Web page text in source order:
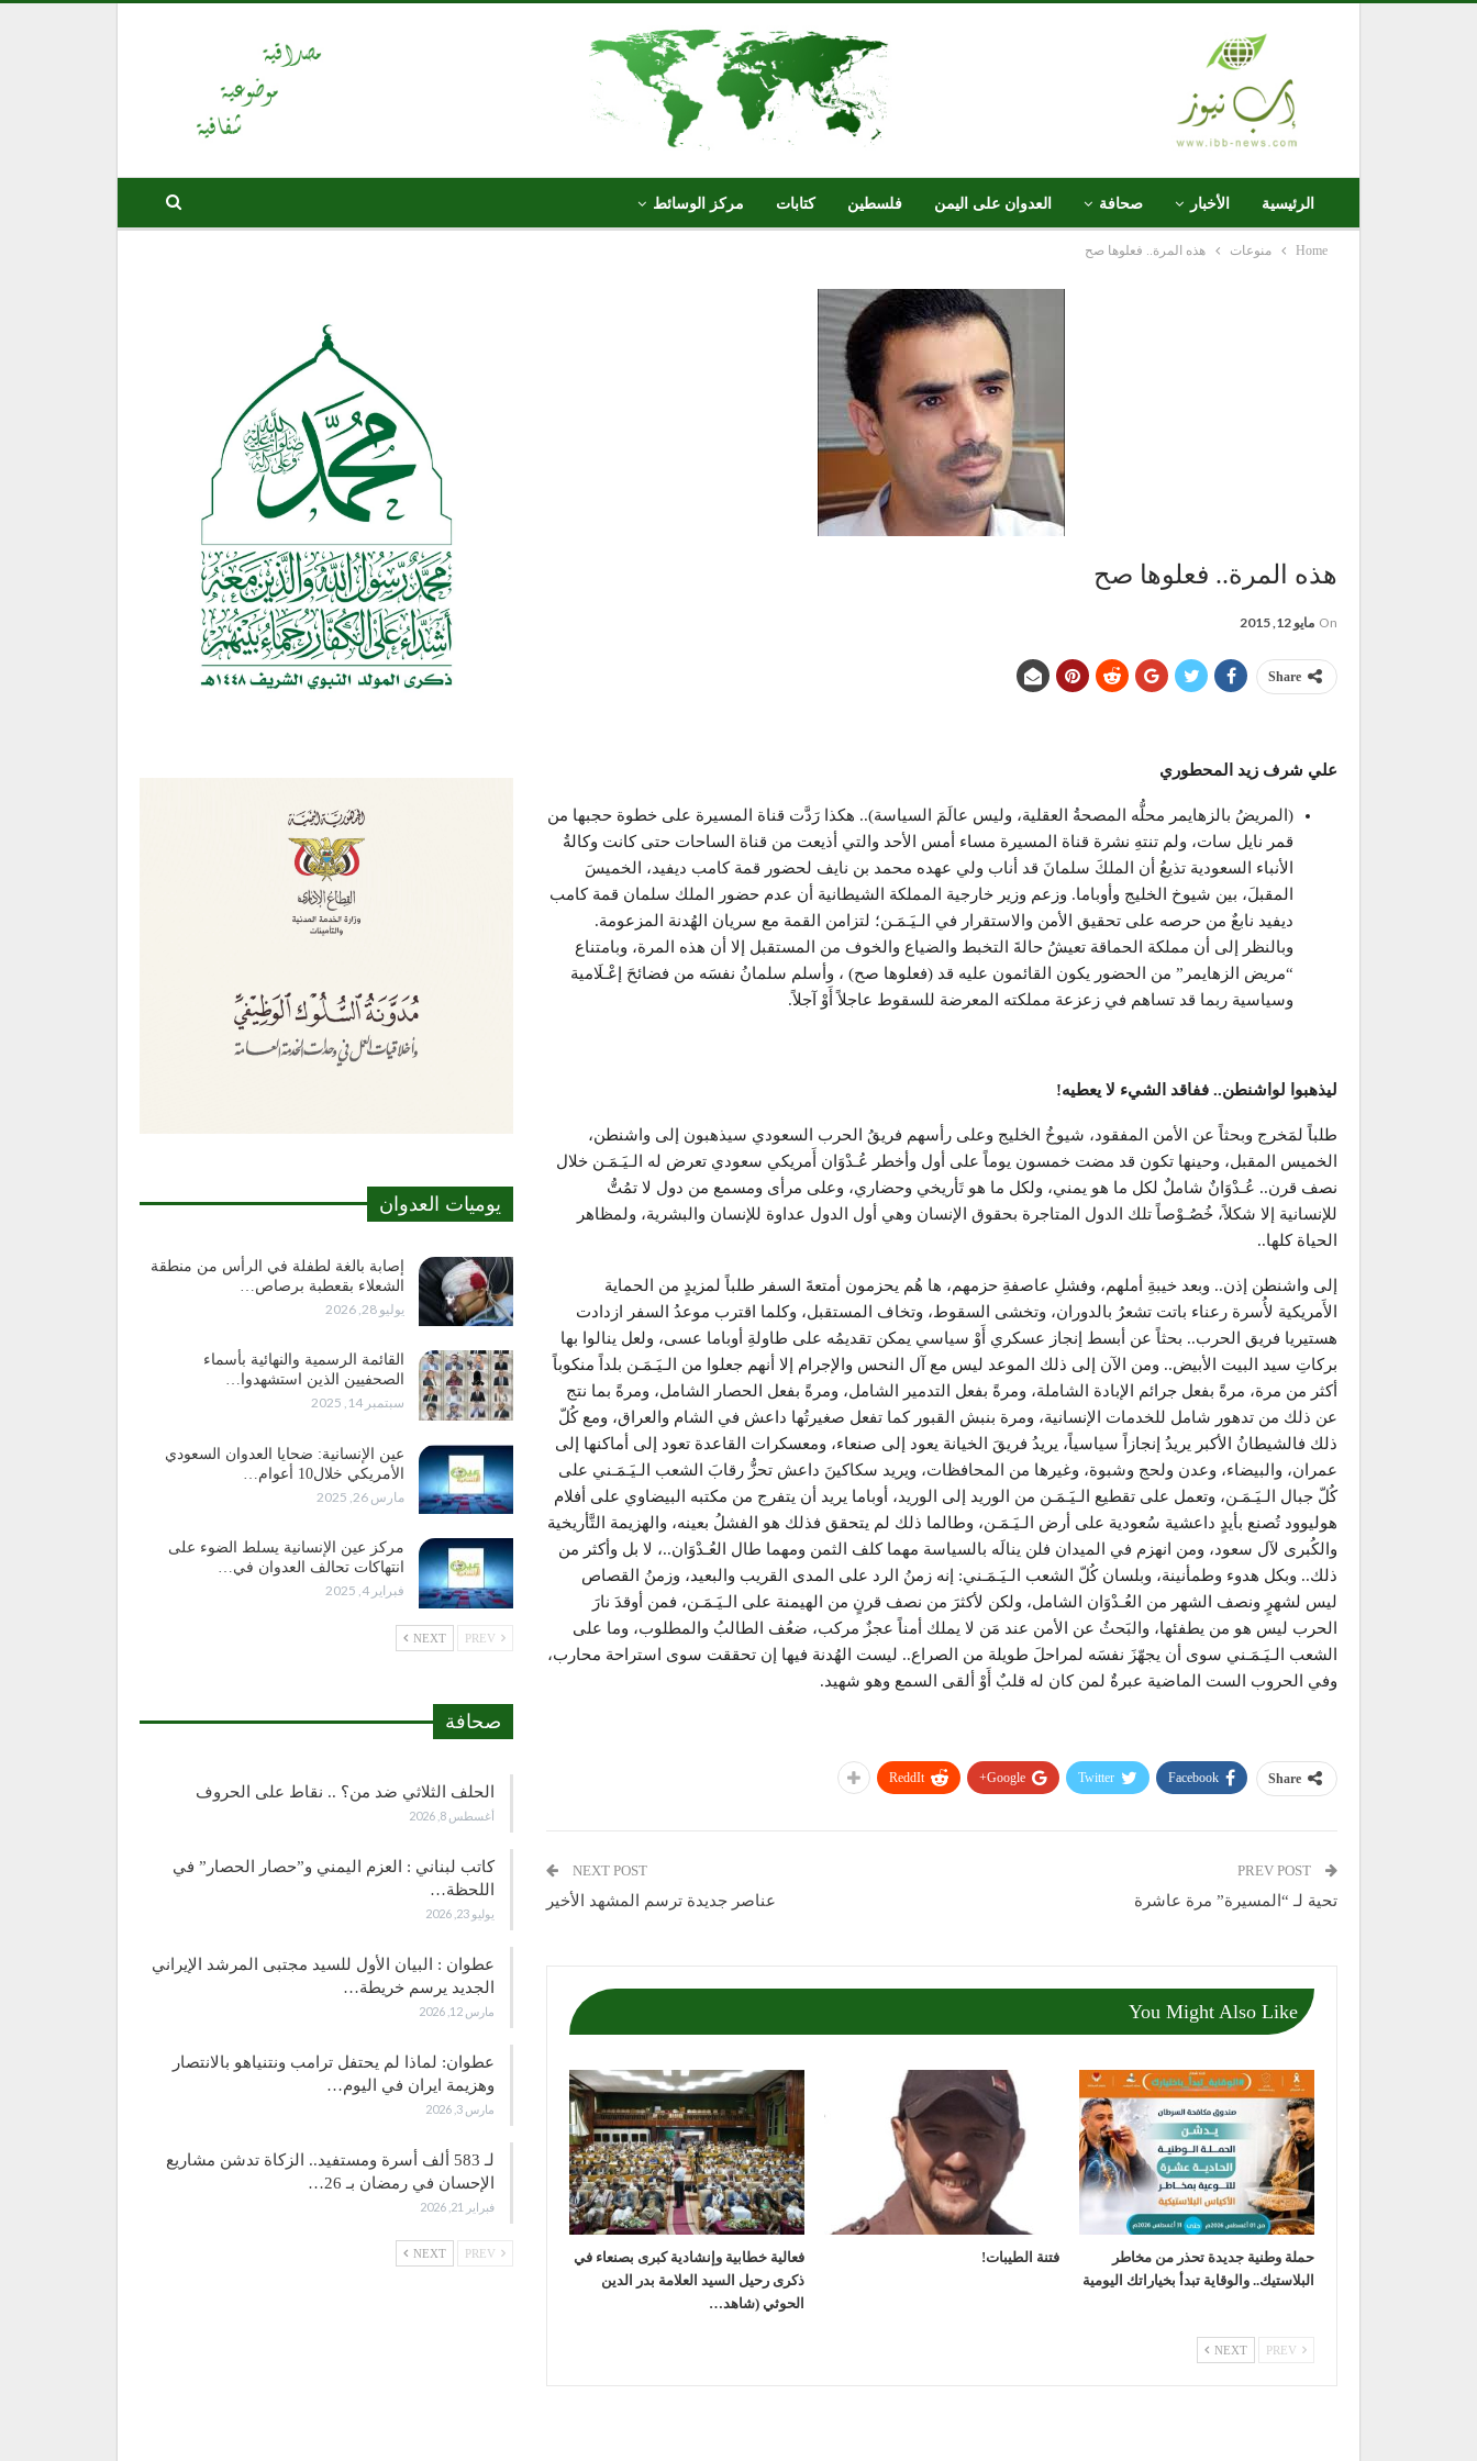
الرئيسية الأخبار صحافة العدوان على اليمن فلسطين كتابات مركز الوسائط
Home منوعات هذه المرة.. فعلوها صح
هذه المرة.. فعلوها صح
On مايو 12, 2015
Share
علي شرف زيد المحطوري
(المريضُ بالزهايمر محلُّه المصحةُ العقلية، وليس عالَمَ السياسة).. هكذا رَدَّت قناة المسيرة على خطوة حجبها من
قمر نايل سات، ولم تنتهِ نشرة قناة المسيرة مساء أمس الأحد والتي أذيعت من قناة الساحات حتى كانت وكالةُ
الأنباء السعودية تذيعُ أن الملكَ سلمانَ قد أناب ولي عهده محمد بن نايف لحضور قمة كامب ديفيد، الخميسَ
المقبلَ، بين شيوخ الخليج وأوباما. وزعم وزير خارجية المملكة الشيطانية أن عدم حضور الملك سلمان قمة كامب
ديفيد نابعٌ من حرصه على تحقيق الأمن والاستقرار في الـيَـمَـن؛ لتزامن القمة مع سريان الهُدنة المزعومة.
وبالنظر إلى أن مملكة الحماقة تعيشُ حالةَ التخبط والضياع والخوف من المستقبل إلا أن هذه المرة، وبامتناع
“مريض الزهايمر” من الحضور يكون القائمون عليه قد (فعلوها صح) ، وأسلم سلمانُ نفسَه من فضائحَ إعْـلَامية
وسياسية ربما قد تساهم في زعزعة مملكته المعرضة للسقوط عاجلاً أَوْ آجلاً.
ليذهبوا لواشنطن.. ففاقد الشيء لا يعطيه!
طلباً لمَخرج وبحثاً عن الأمن المفقود، شيوخُ الخليج وعلى رأسهم فريقُ الحرب السعودي سيذهبون إلى واشنطن،
الخميس المقبل، وحينها تكون قد مضت خمسون يوماً على أول وأخطر عُـدْوَان أَمريكي سعودي تعرض له الـيَـمَـن خلال
نصف قرن.. عُـدْوَانٌ شاملٌ لكل ما هو يمني، ولكل ما هو تَأريخي وحضاري، وعلى مرأى ومسمع من دول لا تمُتُّ
للإنسانية إلا شكلاً، خُصُـوْصاً تلك الدول المتاجرة بحقوق الإنسان وهي أول الدول عداوة للإنسان والبشرية، ولمظاهر
الحياة كلها..
إلى واشنطن إذن.. وبعد خيبةِ أملهم، وفشلِ عاصفةِ حزمهم، ها هُم يحزمون أمتعةَ السفر طلباً لمزيدٍ من الحماية
الأَمريكية لأُسرة رعناء باتت تشعرُ بالدوران، وتخشى السقوط، وتخاف المستقبل، وكلما اقترب موعدُ السفر ازدادت
هستيريا فريق الحرب.. بحثاً عن أبسط إنجاز عسكري أَوْ سياسي يمكن تقديمُه على طاولةِ أوباما عسى، ولعل ينالوا بها
بركاتِ سيد البيت الأبيض.. ومن الآن إلى ذلك الموعد ليس مع آل النحس والإجرام إلا أنهم جعلوا من الـيَـمَـن بلداً منكوباً
أكثر من مرة، مرةً بفعل جرائم الإبادة الشاملة، ومرةً بفعل التدمير الشامل، ومرةً بفعل الحصار الشامل، ومرةً بما نتج
عن ذلك من تدهور شامل للخدمات الإنسانية، ومرة بنبش القبور كما تفعل صغيرتُها داعش في الشام والعراق، ومع كُلّ
ذلك فالشيطانُ الأكبر يريدُ إنجازاً سياسياً، يريدُ فريقَ الخيانة يعود إلى صنعاء، ومعسكرات القاعدة تعود إلى أماكنها إلى
عمران، والبيضاء، وعدن ولحج وشبوة، وغيرها من المحافظات، ويريد سكاكينَ داعش تحزُّ رقابَ الشعب الـيَـمَـني على
كُلّ جبال الـيَـمَـن، وتعمل على تقطيع الـيَـمَـن من الوريد إلى الوريد، أوباما يريد أن يتفرج من مكتبه البيضاوي على أفلام
هوليوود تُصنع بأيدٍ داعشية سُعودية على أرض الـيَـمَـن، وطالما ذلك لم يتحقق فذلك هو الفشلُ بعينه، والهزيمة التَّأريخية
والكُبرى لآل سعود، ومن انهزم في الميدان فلن ينالَه بالسياسة مهما كلف الثمن ومهما طال العُـدْوَان..، لا بل وأكثر من
ذلك.. وبكل هدوء وطمأنينة، وبلسان كُلّ الشعب الـيَـمَـني: إنه زمنُ الرد على المدى القريب والبعيد، وزمنُ القصاص
ليس لشهرٍ ونصف الشهر من العُـدْوَان الشامل، ولكن لأكثرَ من نصف قرنٍ من الهيمنة على الـيَـمَـن، فمن أوقدَ نارَ
الحرب ليس هو من يطفئها، والبَحثُ عن الأمن عند مَن لا يملك أمناً عجزٌ مركب، ضعُف الطالبُ والمطلوب، وما على
الشعب الـيَـمَـني سوى أن يجهّزَ نفسَه لمراحلَ طويلة من الصراع.. ليست الهُدنة فيها إن تحققت سوى استراحة محارب،
وفي الحروب الست الماضية عبرةٌ لمن كان له قلبٌ أَوْ ألقى السمع وهو شهيد.
Share
Facebook
Twitter
Google+
ReddIt
تحية لـ “المسيرة” مرة عاشرة
NEXT POST
عناصر جديدة ترسم المشهد الأخير
You Might Also Like
حملة وطنية جديدة تحذر من مخاطر
البلاستيك.. والوقاية تبدأ بخياراتك اليومية
فتنة الطيبات!
فعالية خطابية وإنشادية كبرى بصنعاء في
ذكرى رحيل السيد العلامة بدر الدين
الحوثي (شاهد…
NEXT
يوميات العدوان
إصابة بالغة لطفلة في الرأس من منطقة
الشعلاء بقعطبة برصاص…
يوليو 28, 2026
القائمة الرسمية والنهائية بأسماء
الصحفيين الذين استشهدوا…
سبتمبر 14, 2025
عين الإنسانية: ضحايا العدوان السعودي
الأمريكي خلال10 أعوام…
مارس 26, 2025
مركز عين الإنسانية يسلط الضوء على
انتهاكات تحالف العدوان في…
فبراير 4, 2025
NEXT
صحافة
الحلف الثلاثي ضد من؟ .. نقاط على الحروف
أغسطس 8, 2026
كاتب لبناني : العزم اليمني و”حصار الحصار” في
اللحظة…
يوليو 23, 2026
عطوان : البيان الأول للسيد مجتبى المرشد الإيراني
الجديد يرسم خريطة…
مارس 12, 2026
عطوان: لماذا لم يحتفل ترامب ونتنياهو بالانتصار
وهزيمة ايران في اليوم…
مارس 3, 2026
لـ 583 ألف أسرة ومستفيد.. الزكاة تدشن مشاريع
الإحسان في رمضان بـ 26…
فبراير 21, 2026
NEXT